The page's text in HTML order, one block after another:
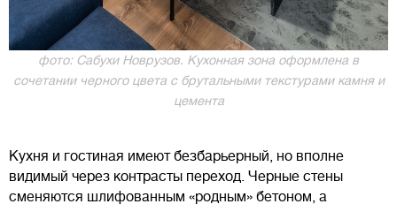
фото: Сабухи Новрузов. Кухонная зона оформлена в
сочетании черного цвета с брутальными текстурами камня и
цемента
Кухня и гостиная имеют безбарьерный, но вполне
видимый через контрасты переход. Черные стены
сменяются шлифованным «родным» бетоном, а